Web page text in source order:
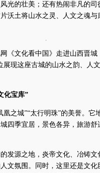
光的壮美；还有热闹非凡的
沃土将山水之灵、人文之魂与
《文化看中国》走进山西晋城
展现这座古城的山水之韵、人
化宝库”
之城”“太行明珠”的美誉。它
四季宜居，景色各异，旅游
发源之地，炎帝文化、冶铸
文氛围。同时，这里还是文